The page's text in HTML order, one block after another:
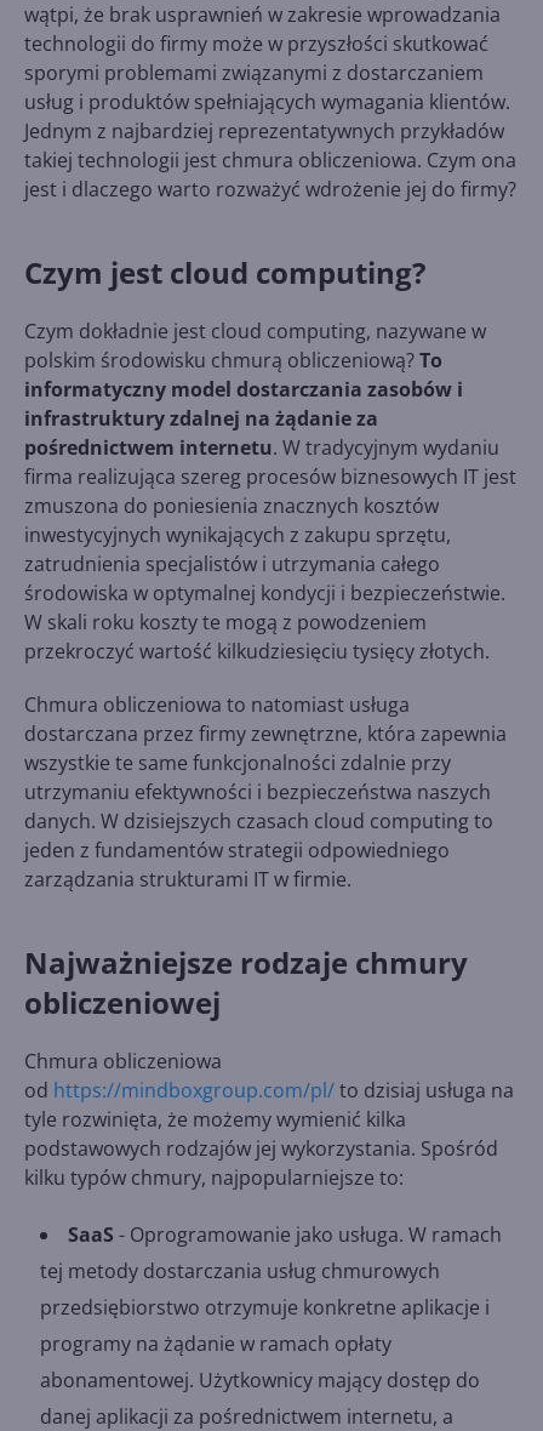
wątpi, że brak usprawnień w zakresie wprowadzania
technologii do firmy może w przyszłości skutkować
sporymi problemami związanymi z dostarczaniem
usług i produktów spełniających wymagania klientów.
Jednym z najbardziej reprezentatywnych przykładów
takiej technologii jest chmura obliczeniowa. Czym ona
jest i dlaczego warto rozważyć wdrożenie jej do firmy?
Czym jest cloud computing?
Czym dokładnie jest cloud computing, nazywane w
polskim środowisku chmurą obliczeniową?To
informatyczny model dostarczania zasobów i
infrastruktury zdalnej na żądanie za
pośrednictwem internetu. W tradycyjnym wydaniu
firma realizująca szereg procesów biznesowych IT jest
zmuszona do poniesienia znacznych kosztów
inwestycyjnych wynikających z zakupu sprzętu,
zatrudnienia specjalistów i utrzymania całego
środowiska w optymalnej kondycji i bezpieczeństwie.
W skali roku koszty te mogą z powodzeniem
przekroczyć wartość kilkudziesięciu tysięcy złotych.
Chmura obliczeniowa to natomiast usługa
dostarczana przez firmy zewnętrzne, która zapewnia
wszystkie te same funkcjonalności zdalnie przy
utrzymaniu efektywności i bezpieczeństwa naszych
danych. W dzisiejszych czasach cloud computing to
jeden z fundamentów strategii odpowiedniego
zarządzania strukturami IT w firmie.
Najważniejsze rodzaje chmury
obliczeniowej
Chmura obliczeniowa
od https://mindboxgroup.com/pl/to dzisiaj usługa na
tyle rozwinięta, że możemy wymienić kilka
podstawowych rodzajów jej wykorzystania. Spośród
kilku typów chmury, najpopularniejsze to:
SaaS - Oprogramowanie jako usługa. W ramach
tej metody dostarczania usług chmurowych
przedsiębiorstwo otrzymuje konkretne aplikacje i
programy na żądanie w ramach opłaty
abonamentowej. Użytkownicy mający dostęp do
danej aplikacji za pośrednictwem internetu, a